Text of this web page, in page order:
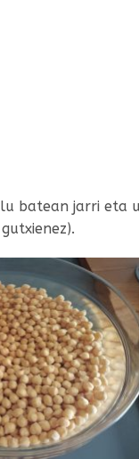
batean jarri eta